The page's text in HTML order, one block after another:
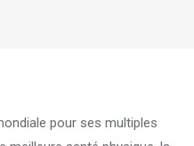
pour ses multiples